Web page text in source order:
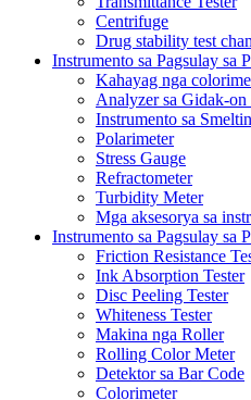
Centrifuge
Drug stability test
Instrumento sa Pagsulay sa
Kahayag nga
Analyzer sa Gidak-on
Instrumento sa
Polarimeter
Stress Gauge
Refractometer
Turbidity Meter
Mga aksesorya sa
Instrumento sa Pagsulay sa
Friction Resistance
Ink Absorption Tester
Disc Peeling Tester
Whiteness Tester
Makina nga Roller
Rolling Color Meter
Detektor sa Bar Code
Colorimeter